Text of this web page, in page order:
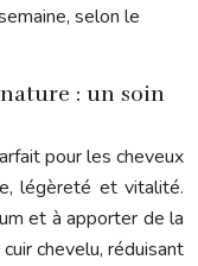
selon le
: un soin
pour les cheveux
légèreté et vitalité.
et à apporter de la
chevelu, réduisant